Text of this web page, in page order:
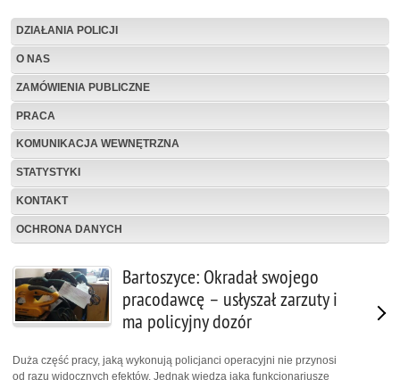
DZIAŁANIA POLICJI
O NAS
ZAMÓWIENIA PUBLICZNE
PRACA
KOMUNIKACJA WEWNĘTRZNA
STATYSTYKI
KONTAKT
OCHRONA DANYCH
Bartoszyce: Okradał swojego
pracodawcę – usłyszał zarzuty i
ma policyjny dozór
Duża część pracy, jaką wykonują policjanci operacyjni nie przynosi
od razu widocznych efektów. Jednak wiedza jaką funkcjonariusze